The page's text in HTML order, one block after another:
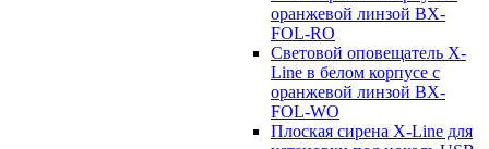
оранжевой линзой BX-
FOL-RO
Световой оповещатель X-
Line в белом корпусе с
оранжевой линзой BX-
FOL-WO
Плоская сирена X-Line для